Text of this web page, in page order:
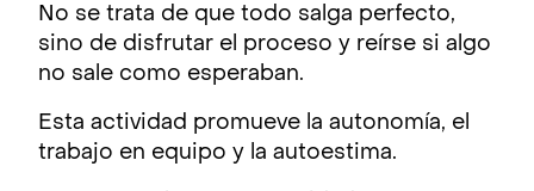
No se trata de que todo salga perfecto,
sino de disfrutar el proceso y reírse si algo
no sale como esperaban.
Esta actividad promueve la autonomía, el
trabajo en equipo y la autoestima.